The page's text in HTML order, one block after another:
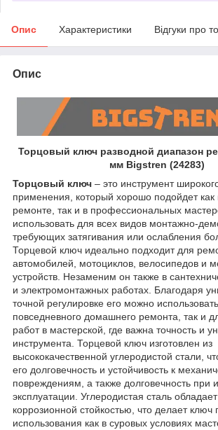
Опис Характеристики Відгуки про
Опис
Торцовый ключ разводной диапазон
мм Bigstren (24283)
Торцовый ключ – это инструмент
применения, который хорошо подойдет
ремонте, так и в профессиональных
использовать для всех видов монтажно-
требующих затягивания или ослабления
Торцевой ключ идеально подходит для
автомобилей, мотоциклов, велосипедов и
устройств. Незаменим он также в
и электромонтажных работах. Благодаря
точной регулировке его можно
повседневного домашнего ремонта, так и
работ в мастерской, где важна точность и
инструмента. Торцевой ключ изготовлен из
высококачественной углеродистой стали,
его долговечность и устойчивость к
повреждениям, а также долговечность при
эксплуатации. Углеродистая сталь
коррозионной стойкостью, что делает
использования как в суровых условиях